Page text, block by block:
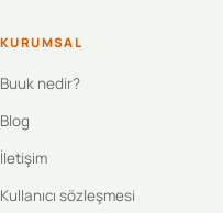
KURUMSAL
Buuk nedir?
Blog
İletişim
Kullanıcı sözleşmesi